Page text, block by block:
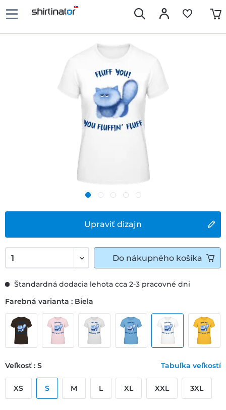
Upraviť dizajn
Štandardná dodacia lehota cca 2-3 pracovné dni
Farebná varianta : Biela
Veľkosť : S Tabuľka veľkostí
XS S M L XL XXL 3XL
Do nákupného košíka